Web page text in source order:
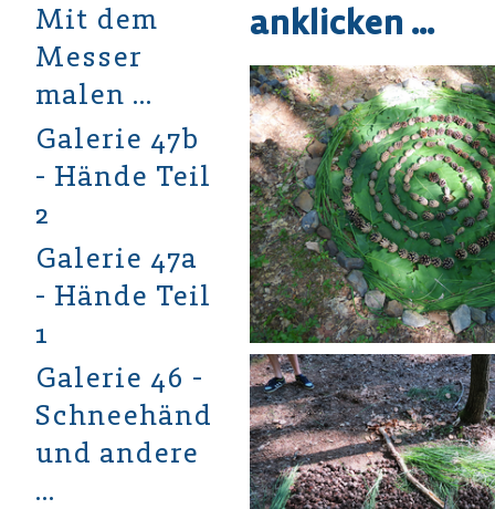
anklicken ...
Mit dem
Messer
malen …
Galerie 47b
- Hände Teil
2
Galerie 47a
- Hände Teil
1
Galerie 46 -
Schneehände
und andere
…